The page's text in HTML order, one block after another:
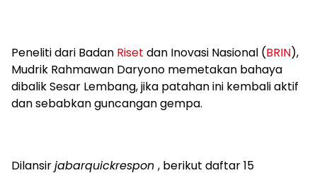
Peneliti dari Badan Riset dan Inovasi Nasional (BRIN),
Mudrik Rahmawan Daryono memetakan bahaya
dibalik Sesar Lembang, jika patahan ini kembali aktif
dan sebabkan guncangan gempa.
Dilansirjabarquickrespon , berikut daftar 15